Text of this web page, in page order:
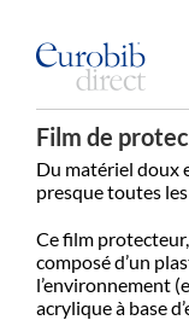
Film de
Du matériel doux
presque toutes
Ce film
composé d’un
l’environnement
acrylique à base